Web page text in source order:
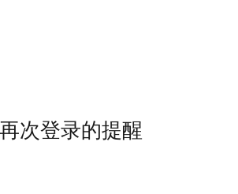
次登录的提醒